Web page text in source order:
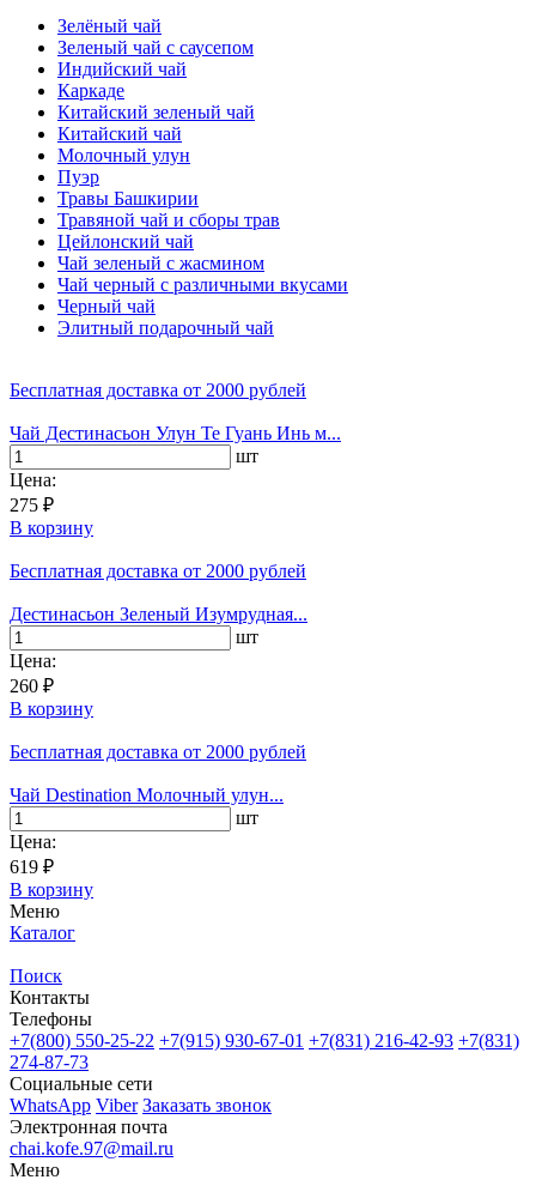
Зелёный чай
Зеленый чай с саусепом
Индийский чай
Каркаде
Китайский зеленый чай
Китайский чай
Молочный улун
Пуэр
Травы Башкирии
Травяной чай и сборы трав
Цейлонский чай
Чай зеленый с жасмином
Чай черный с различными вкусами
Черный чай
Элитный подарочный чай
Бесплатная доставка от 2000 рублей
Чай Дестинасьон Улун Те Гуань Инь м...
шт
Цена:
275 ₽
В корзину
Бесплатная доставка от 2000 рублей
Дестинасьон Зеленый Изумрудная...
шт
Цена:
260 ₽
В корзину
Бесплатная доставка от 2000 рублей
Чай Destination Молочный улун...
шт
Цена:
619 ₽
В корзину
Меню
Каталог
Поиск
Контакты
Телефоны
+7(800) 550-25-22 +7(915) 930-67-01 +7(831) 216-42-93 +7(831)
274-87-73
Социальные сети
WhatsApp Viber Заказать звонок
Электронная почта
chai.kofe.97@mail.ru
Меню